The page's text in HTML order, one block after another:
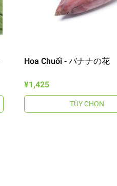
Hoa Chuối - バナナの花
¥1,425
TÙY CHỌN